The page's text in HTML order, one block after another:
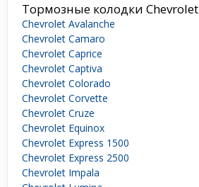
Тормозные колодки Chevrolet
Chevrolet Avalanche
Chevrolet Camaro
Chevrolet Caprice
Chevrolet Captiva
Chevrolet Colorado
Chevrolet Corvette
Chevrolet Cruze
Chevrolet Equinox
Chevrolet Express 1500
Chevrolet Express 2500
Chevrolet Impala